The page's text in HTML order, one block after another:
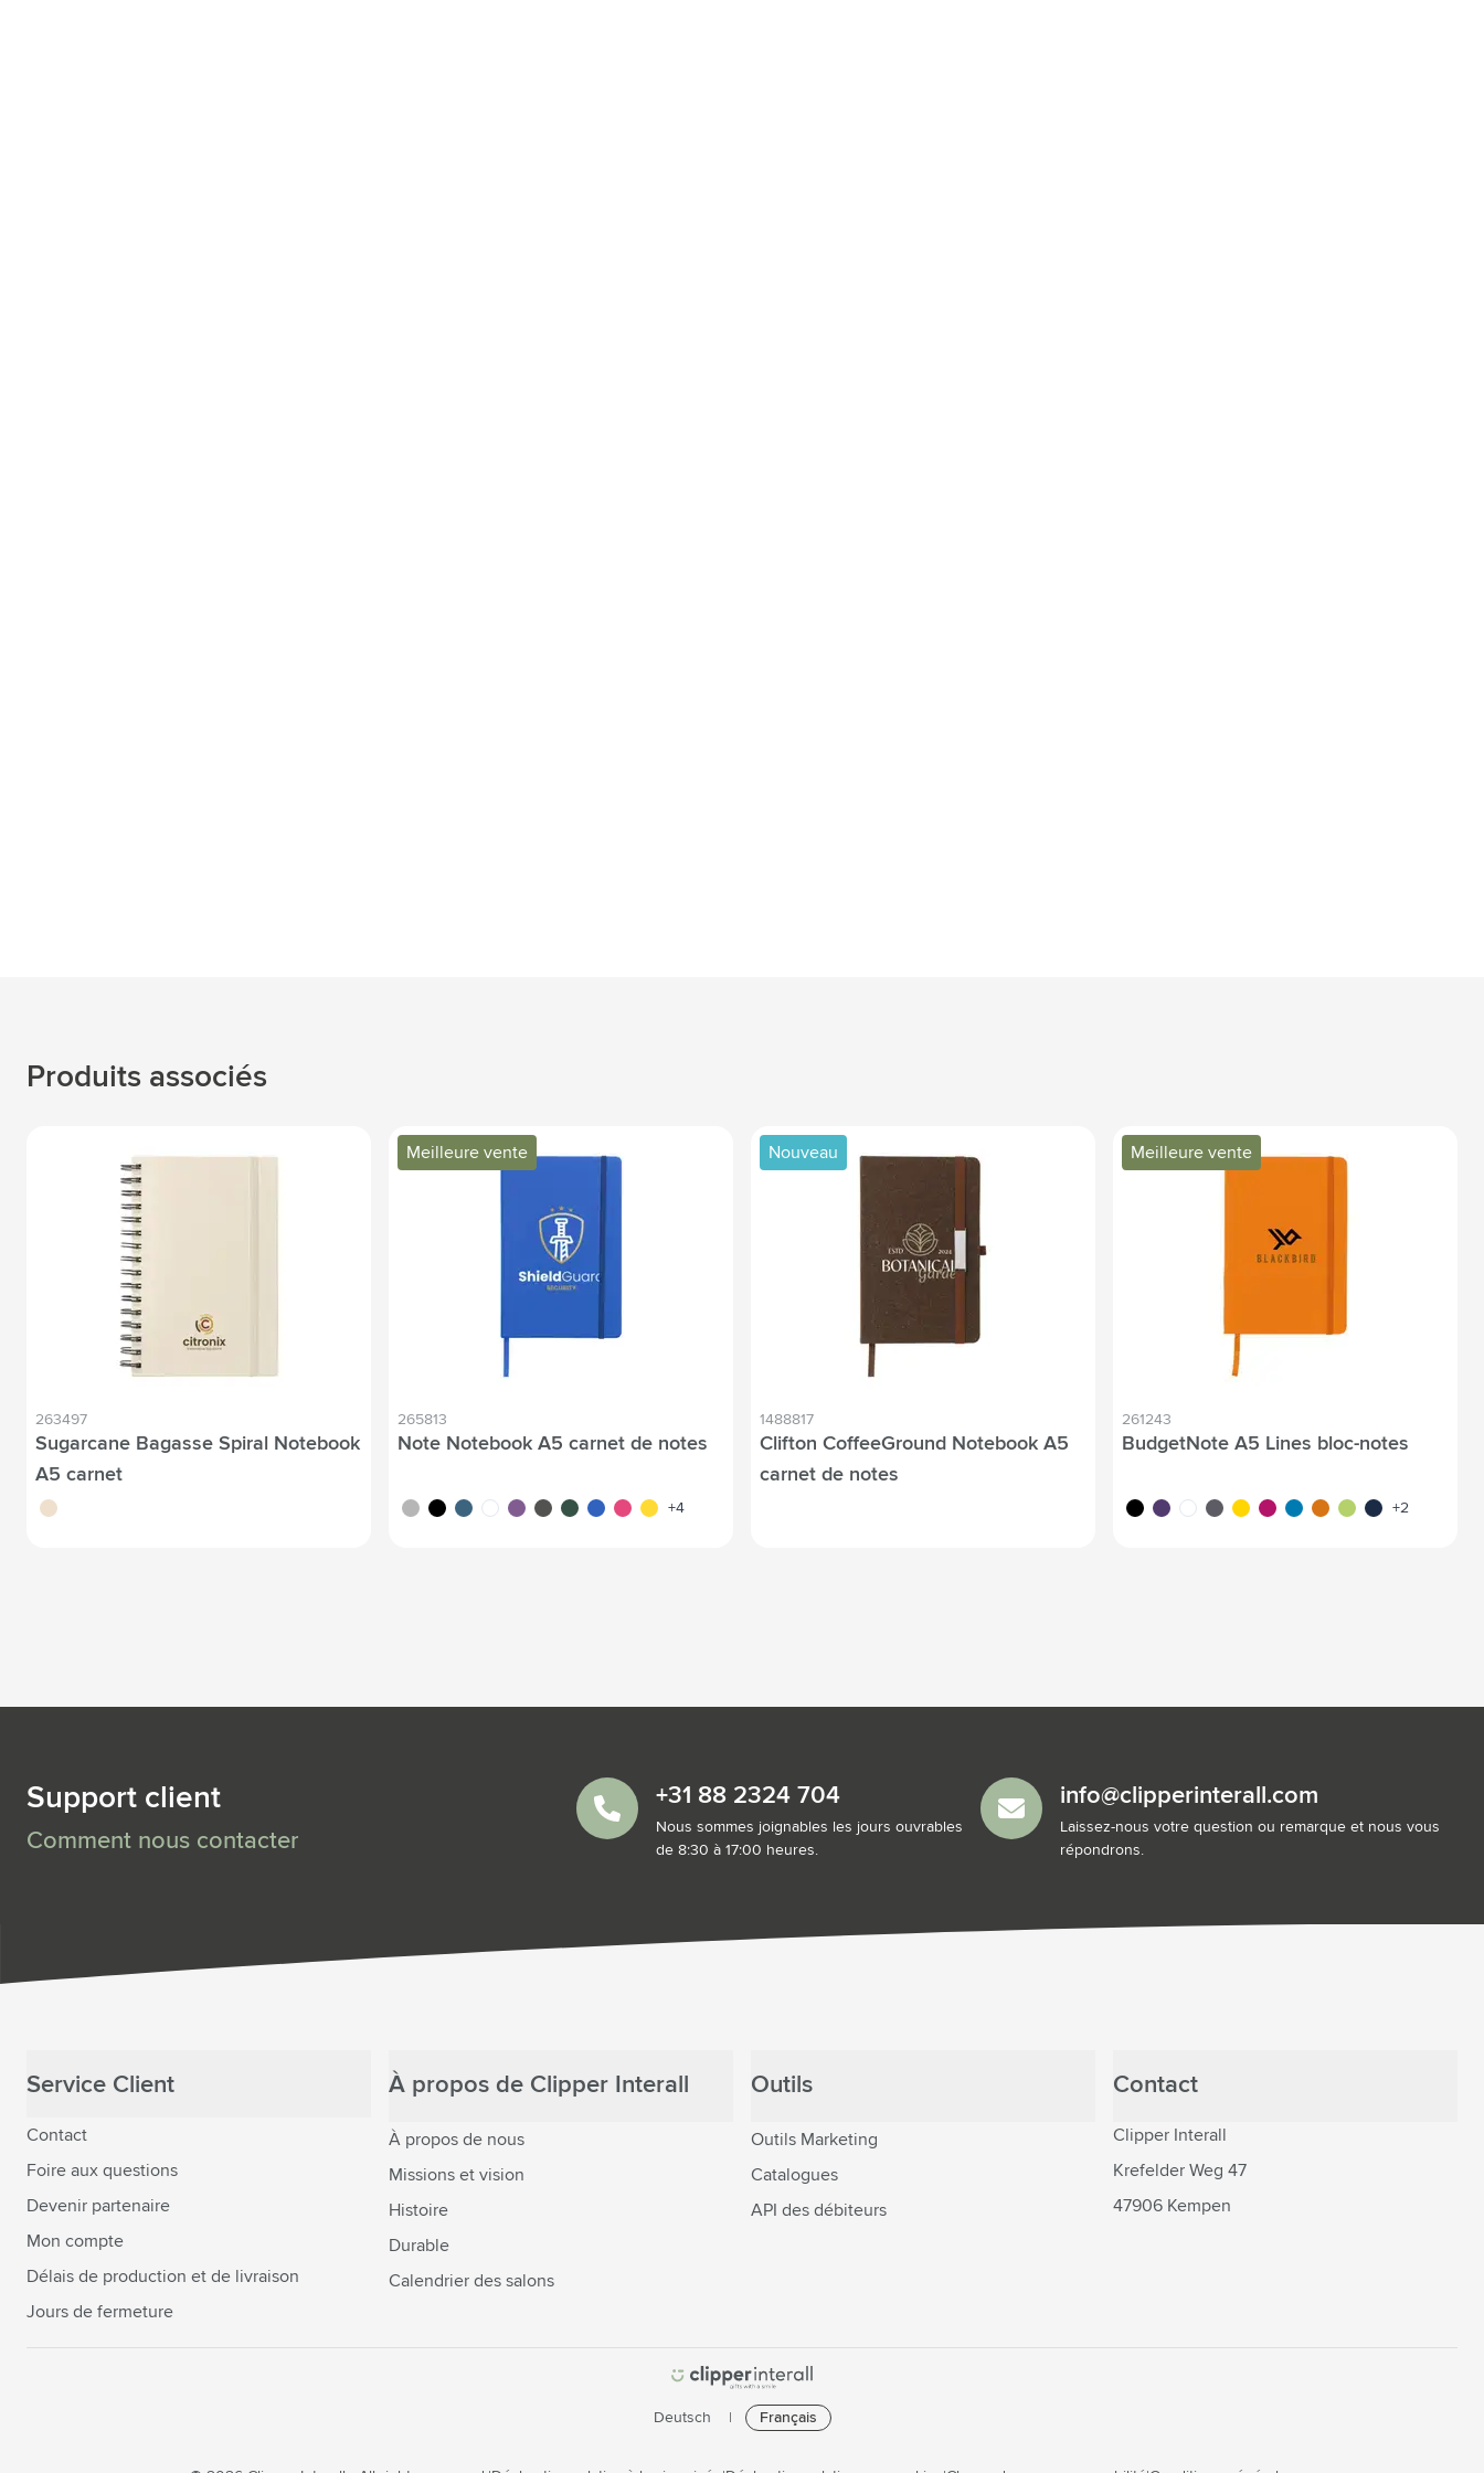
Produits associés
263497
Sugarcane Bagasse Spiral Notebook
A5 carnet
écru
Meilleure vente
265813
Note Notebook A5 carnet de notes
argenté
noir bleu cobalt
blancpourpre
gris vert bleu rose jaune+4
Nouveau
1488817
Clifton CoffeeGround Notebook A5
carnet de notes
Meilleure vente
261243
BudgetNote A5 Lines bloc-notes
noir pourpreblancgris jaunemagentableu clair
orange
lime bleu marine
+2
Support client
Comment nous contacter
+31 88 2324 704
Nous sommes joignables les jours ouvrables
de 8:30 à 17:00 heures.
info@clipperinterall.com
Laissez-nous votre question ou remarque et nous vous
répondrons.
Service Client
Contact
Foire aux questions
Devenir partenaire
Mon compte
Délais de production et de livraison
Jours de fermeture
À propos de Clipper Interall
À propos de nous
Missions et vision
Histoire
Durable
Calendrier des salons
Outils
Outils Marketing
Catalogues
API des débiteurs
Contact
Clipper Interall
Krefelder Weg 47
47906 Kempen
Deutsch Français